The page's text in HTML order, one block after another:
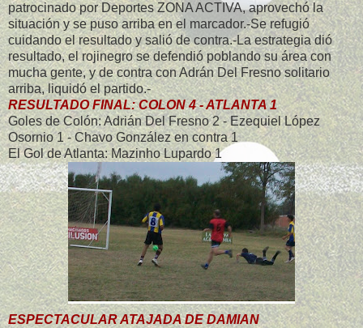
patrocinado por Deportes ZONA ACTIVA, aprovechó la
situación y se puso arriba en el marcador.-Se refugió
cuidando el resultado y salió de contra.-La estrategia dió
resultado, el rojinegro se defendió poblando su área con
mucha gente, y de contra con Adrán Del Fresno solitario
arriba, liquidó el partido.-
RESULTADO FINAL: COLON 4 - ATLANTA 1
Goles de Colón: Adrián Del Fresno 2 - Ezequiel López
Osornio 1 - Chavo González en contra 1
El Gol de Atlanta: Mazinho Lupardo 1
ESPECTACULAR ATAJADA DE DAMIAN